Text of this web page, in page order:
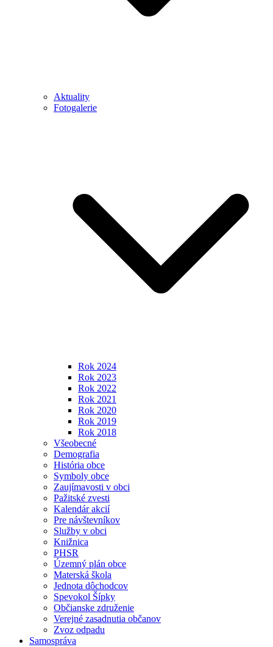
Aktuality
Fotogalerie
Rok 2024
Rok 2023
Rok 2022
Rok 2021
Rok 2020
Rok 2019
Rok 2018
Všeobecné
Demografia
História obce
Symboly obce
Zaujímavosti v obci
Pažitské zvesti
Kalendár akcií
Pre návštevníkov
Služby v obci
Knižnica
PHSR
Územný plán obce
Materská škola
Jednota dôchodcov
Spevokol Šípky
Občianske združenie
Verejné zasadnutia občanov
Zvoz odpadu
Samospráva